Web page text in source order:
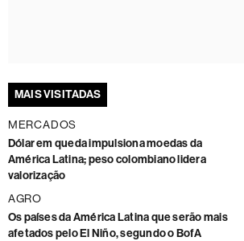
MAIS VISITADAS
MERCADOS
Dólar em queda impulsiona moedas da
América Latina; peso colombiano lidera
valorização
AGRO
Os países da América Latina que serão mais
afetados pelo El Niño, segundo o BofA